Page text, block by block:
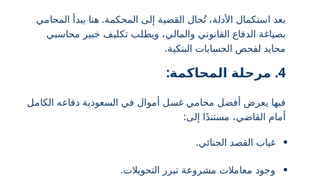
بعد استكمال الأدلة، تُحال القضية إلى المحكمة. هنا يبدأ المحامي
بصياغة الدفاع القانوني والمالي، ويطلب تكليف خبير محاسبي
محايد لفحص الحسابات البنكية.
4. مرحلة المحاكمة:
فيها يعرض أفضل محامي غسل أموال في السعودية دفاعه الكامل
أمام القاضي، مستندًا إلى:
غياب القصد الجنائي.
وجود معاملات مشروعة تبرر التحويلات.